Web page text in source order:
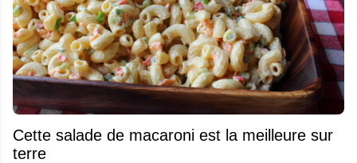
Cette salade de macaroni est la meilleure sur
terre